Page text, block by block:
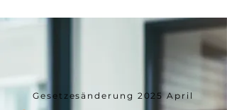
Gesetzesänderung 2025 April